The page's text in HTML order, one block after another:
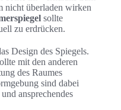
nicht überladen wirken
sollte
zu erdrücken.
Design des Spiegels.
mit den anderen
des Raumes
sind dabei
ansprechendes